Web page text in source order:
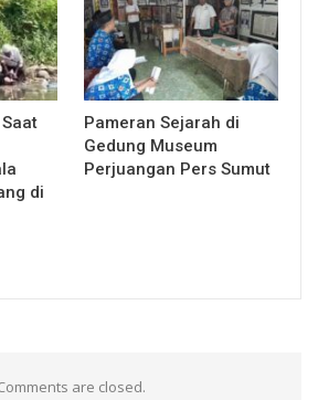
di
Pameran Sejarah di
Gedung Museum
Perjuangan Pers Sumut
are closed.